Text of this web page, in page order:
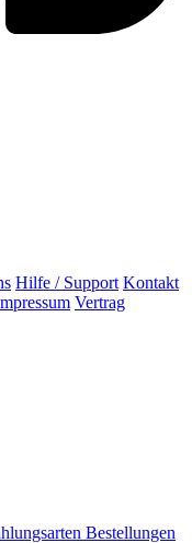
Hilfe / Support Kontakt
Vertrag
Bestellungen